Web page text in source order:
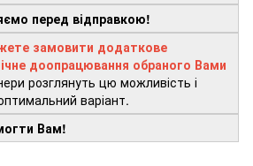
перед відправкою!
замовити додаткове
доопрацювання обраного Вами
розглянуть цю можливість і
варіант.
Вам!